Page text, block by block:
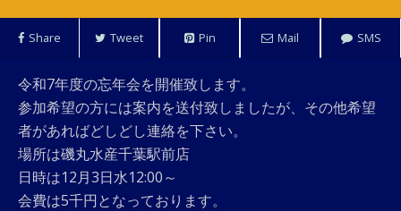
Share Tweet Pin Mail SMS
令和7年度の忘年会を開催致します。
参加希望の方には案内を送付致しましたが、その他希望
者があればどしどし連絡を下さい。
場所は磯丸水産千葉駅前店
日時は12月3日水12:00～
会費は5千円となっております。